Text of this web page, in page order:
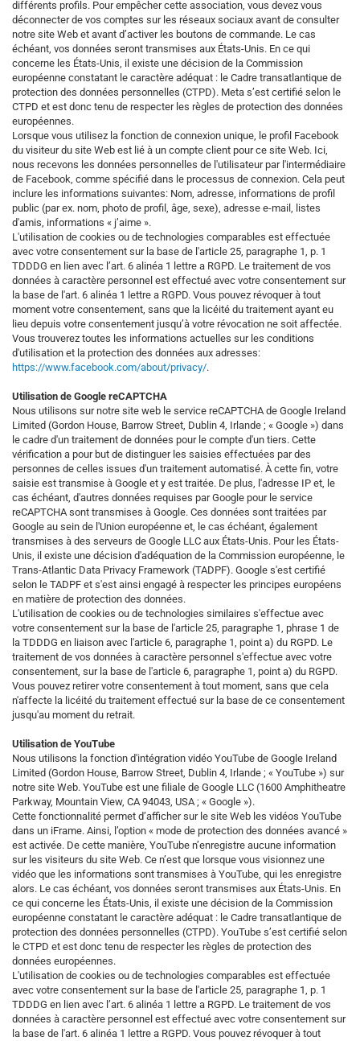
différents profils. Pour empêcher cette association, vous devez vous
déconnecter de vos comptes sur les réseaux sociaux avant de consulter
notre site Web et avant d’activer les boutons de commande. Le cas
échéant, vos données seront transmises aux États-Unis. En ce qui
concerne les États-Unis, il existe une décision de la Commission
européenne constatant le caractère adéquat : le Cadre transatlantique de
protection des données personnelles (CTPD). Meta s’est certifié selon le
CTPD et est donc tenu de respecter les règles de protection des données
européennes.
Lorsque vous utilisez la fonction de connexion unique, le profil Facebook
du visiteur du site Web est lié à un compte client pour ce site Web. Ici,
nous recevons les données personnelles de l'utilisateur par l'intermédiaire
de Facebook, comme spécifié dans le processus de connexion. Cela peut
inclure les informations suivantes: Nom, adresse, informations de profil
public (par ex. nom, photo de profil, âge, sexe), adresse e-mail, listes
d'amis, informations « j’aime ».
L'utilisation de cookies ou de technologies comparables est effectuée
avec votre consentement sur la base de l'article 25, paragraphe 1, p. 1
TDDDG en lien avec l’art. 6 alinéa 1 lettre a RGPD. Le traitement de vos
données à caractère personnel est effectué avec votre consentement sur
la base de l'art. 6 alinéa 1 lettre a RGPD. Vous pouvez révoquer à tout
moment votre consentement, sans que la licéité du traitement ayant eu
lieu depuis votre consentement jusqu’à votre révocation ne soit affectée.
Vous trouverez toutes les informations actuelles sur les conditions
d'utilisation et la protection des données aux adresses:
https://www.facebook.com/about/privacy/.
Utilisation de Google reCAPTCHA
Nous utilisons sur notre site web le service reCAPTCHA de Google Ireland
Limited (Gordon House, Barrow Street, Dublin 4, Irlande ; « Google ») dans
le cadre d'un traitement de données pour le compte d'un tiers. Cette
vérification a pour but de distinguer les saisies effectuées par des
personnes de celles issues d'un traitement automatisé. À cette fin, votre
saisie est transmise à Google et y est traitée. De plus, l'adresse IP et, le
cas échéant, d'autres données requises par Google pour le service
reCAPTCHA sont transmises à Google. Ces données sont traitées par
Google au sein de l'Union européenne et, le cas échéant, également
transmises à des serveurs de Google LLC aux États-Unis. Pour les États-
Unis, il existe une décision d'adéquation de la Commission européenne, le
Trans-Atlantic Data Privacy Framework (TADPF). Google s'est certifié
selon le TADPF et s'est ainsi engagé à respecter les principes européens
en matière de protection des données.
L'utilisation de cookies ou de technologies similaires s'effectue avec
votre consentement sur la base de l'article 25, paragraphe 1, phrase 1 de
la TDDDG en liaison avec l'article 6, paragraphe 1, point a) du RGPD. Le
traitement de vos données à caractère personnel s'effectue avec votre
consentement, sur la base de l'article 6, paragraphe 1, point a) du RGPD.
Vous pouvez retirer votre consentement à tout moment, sans que cela
n'affecte la licéité du traitement effectué sur la base de ce consentement
jusqu'au moment du retrait.
Utilisation de YouTube
Nous utilisons la fonction d'intégration vidéo YouTube de Google Ireland
Limited (Gordon House, Barrow Street, Dublin 4, Irlande ; « YouTube ») sur
notre site Web. YouTube est une filiale de Google LLC (1600 Amphitheatre
Parkway, Mountain View, CA 94043, USA ; « Google »).
Cette fonctionnalité permet d’afficher sur le site Web les vidéos YouTube
dans un iFrame. Ainsi, l’option « mode de protection des données avancé »
est activée. De cette manière, YouTube n’enregistre aucune information
sur les visiteurs du site Web. Ce n’est que lorsque vous visionnez une
vidéo que les informations sont transmises à YouTube, qui les enregistre
alors. Le cas échéant, vos données seront transmises aux États-Unis. En
ce qui concerne les États-Unis, il existe une décision de la Commission
européenne constatant le caractère adéquat : le Cadre transatlantique de
protection des données personnelles (CTPD). YouTube s’est certifié selon
le CTPD et est donc tenu de respecter les règles de protection des
données européennes.
L'utilisation de cookies ou de technologies comparables est effectuée
avec votre consentement sur la base de l'article 25, paragraphe 1, p. 1
TDDDG en lien avec l’art. 6 alinéa 1 lettre a RGPD. Le traitement de vos
données à caractère personnel est effectué avec votre consentement sur
la base de l'art. 6 alinéa 1 lettre a RGPD. Vous pouvez révoquer à tout